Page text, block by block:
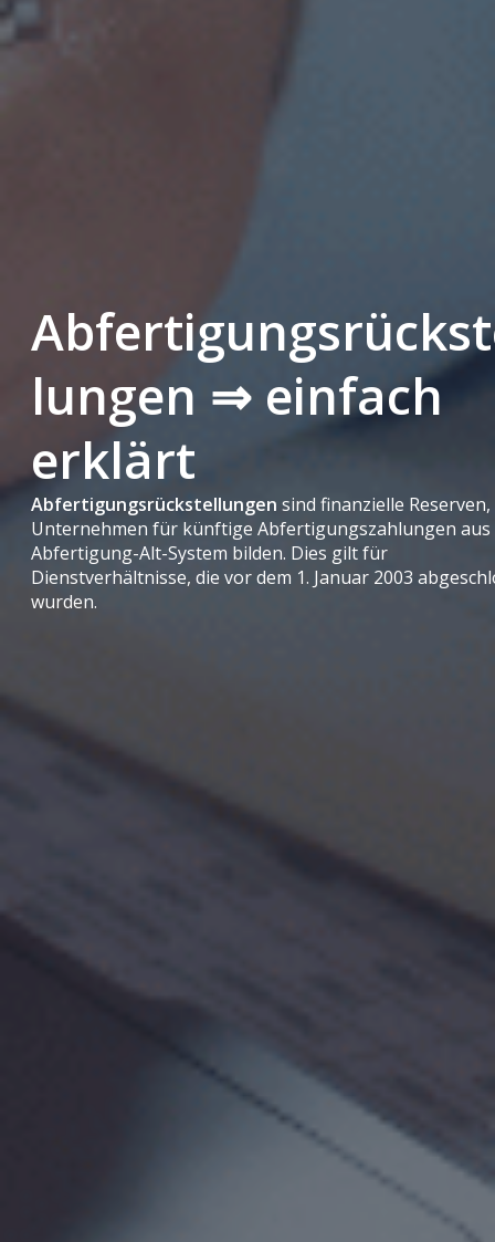
lungen ⇒ einfach
erklärt
Abfertigungsrückstellungen sind finanzielle Reserven,
Unternehmen für künftige Abfertigungszahlungen aus
Abfertigung-Alt-System bilden. Dies gilt für
Dienstverhältnisse, die vor dem 1. Januar 2003
wurden.